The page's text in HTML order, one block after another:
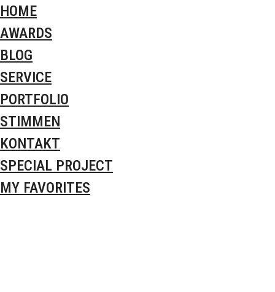
HOME
AWARDS
BLOG
SERVICE
PORTFOLIO
STIMMEN
KONTAKT
SPECIAL PROJECT
MY FAVORITES